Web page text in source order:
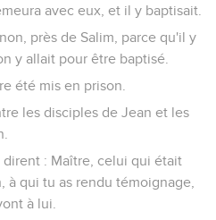
avec eux, et il y baptisait.
près de Salim, parce qu'il y
y allait pour être baptisé.
été mis en prison.
les disciples de Jean et les
: Maître, celui qui était
à qui tu as rendu témoignage,
à lui.